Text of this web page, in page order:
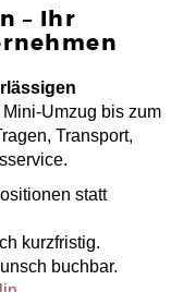
– Ihr
Mini-Umzug bis zum
Transport,
statt
kurzfristig.
buchbar.